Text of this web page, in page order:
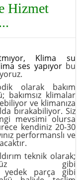
Hizmet
, Klima su
ses yapıyorbu
olarak bakım
bakımsız klimalar
ve klimanıza
bırakabiliyor. Siz
mevsimi olursa
kendiniz 20-30
performanslı ve
teknik olarak;
gibi
yedek parça gibi